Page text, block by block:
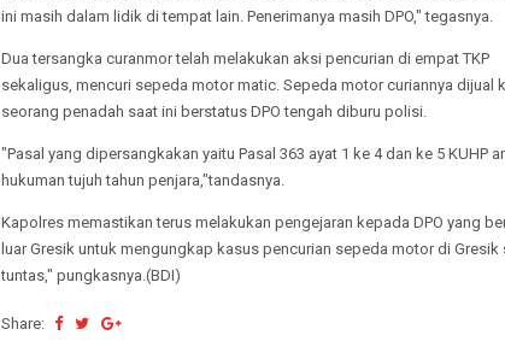
ini masih dalam lidik di tempat lain. Penerimanya masih DPO," tegasnya.
Dua tersangka curanmor telah melakukan aksi pencurian di empat TKP
sekaligus, mencuri sepeda motor matic. Sepeda motor curiannya dijual
seorang penadah saat ini berstatus DPO tengah diburu polisi.
"Pasal yang dipersangkakan yaitu Pasal 363 ayat 1 ke 4 dan ke 5 KUHP
hukuman tujuh tahun penjara,"tandasnya.
Kapolres memastikan terus melakukan pengejaran kepada DPO yang
luar Gresik untuk mengungkap kasus pencurian sepeda motor di Gresik
tuntas," pungkasnya.(BDI)
Share: